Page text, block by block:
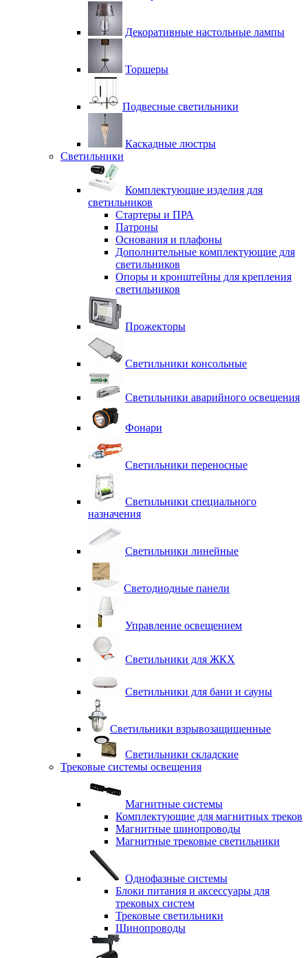
Декоративные настольные лампы
Торшеры
Подвесные светильники
Каскадные люстры
Светильники
Комплектующие изделия для
светильников
Стартеры и ПРА
Патроны
Основания и плафоны
Дополнительные комплектующие для
светильников
Опоры и кронштейны для крепления
светильников
Прожекторы
Светильники консольные
Светильники аварийного освещения
Фонари
Светильники переносные
Светильники специального
назначения
Светильники линейные
Светодиодные панели
Управление освещением
Светильники для ЖКХ
Светильники для бани и сауны
Светильники взрывозащищенные
Светильники складские
Трековые системы освещения
Магнитные системы
Комплектующие для магнитных треков
Магнитные шинопроводы
Магнитные трековые светильники
Однофазные системы
Блоки питания и аксессуары для
трековых систем
Трековые светильники
Шинопроводы